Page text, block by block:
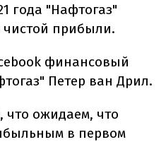
года "Нафтогаз"
чистой прибыли.
финансовый
Петер ван Дрил.
ожидаем, что
в первом